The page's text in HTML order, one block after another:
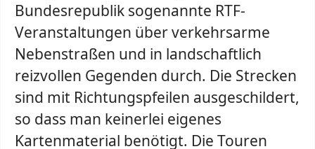
Bundesrepublik sogenannte RTF-
Veranstaltungen über verkehrsarme
Nebenstraßen und in landschaftlich
reizvollen Gegenden durch. Die Strecken
sind mit Richtungspfeilen ausgeschildert,
so dass man keinerlei eigenes
Kartenmaterial benötigt. Die Touren